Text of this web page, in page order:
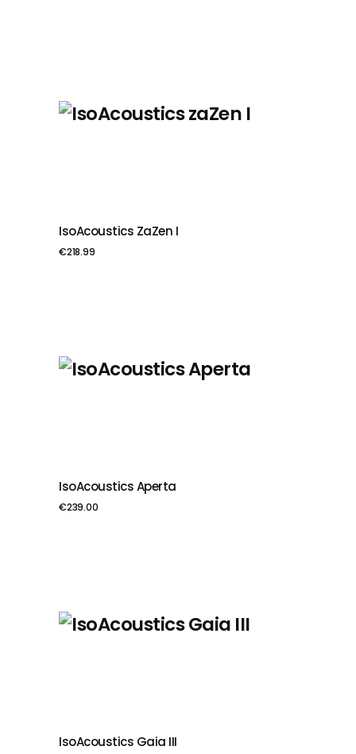
PIEVIENOT GROZAM
IsoAcoustics ZaZen I
€218.99
PIEVIENOT GROZAM
IsoAcoustics Aperta
€239.00
PIEVIENOT GROZAM
IsoAcoustics Gaia III